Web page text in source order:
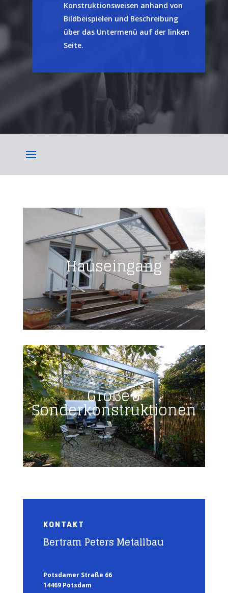
Konstruktionsweisen anhand von
Bildbeispielen und Beschreibung
über das Untermenü auf der linken
Seite.
Hauseingang
Große &
Sonderkonstruktionen
KONTAKT
Bertram Peters Metallbau
Potsdamer Straße 66
14469 Potsdam